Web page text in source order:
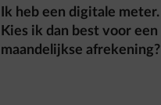
Ik heb een digitale meter.
Kies ik dan best voor een
maandelijkse afrekening?